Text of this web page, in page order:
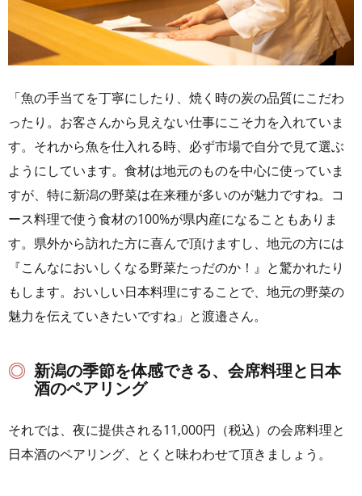
「魚の手当てを丁寧にしたり、焼く時の炭の品質にこだわ
ったり。お客さんから見えない仕事にこそ力を入れていま
す。それから魚を仕入れる時、必ず市場で自分で見て選ぶ
ようにしています。食材は地元のものを中心に使っていま
すが、特に新潟の野菜は在来種が多いのが魅力ですね。コ
ース料理で使う食材の100%が県内産になることもありま
す。県外から訪れた方に喜んで頂けますし、地元の方には
『こんなにおいしくなる野菜たっだのか！』と驚かれたり
もします。おいしい日本料理にすることで、地元の野菜の
魅力を伝えていきたいですね」と渡邉さん。
新潟の季節を体感できる、会席料理と日本
酒のペアリング
それでは、夜に提供される11,000円（税込）の会席料理と
日本酒のペアリング、とくと味わわせて頂きましょう。